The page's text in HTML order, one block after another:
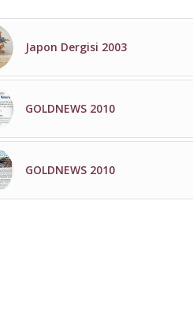
Japon Dergisi 2003
GOLDNEWS 2010
GOLDNEWS 2010